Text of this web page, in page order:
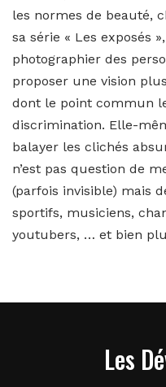
les normes de beauté,
sa série « Les exposés
photographier des
proposer une vision
dont le point commun
discrimination. Elle-
balayer les clichés
n’est pas question de
(parfois invisible) mais
sportifs, musiciens,
youtubers, … et bien
Les